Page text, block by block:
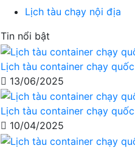
Lịch tàu chạy nội địa
Tin nổi bật
Lịch tàu container chạy
13/06/2025
Lịch tàu container chạy
10/04/2025